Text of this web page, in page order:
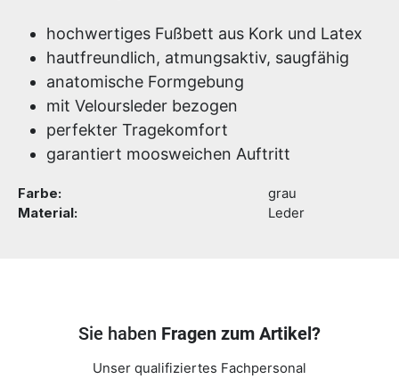
hochwertiges Fußbett aus Kork und Latex
hautfreundlich, atmungsaktiv, saugfähig
anatomische Formgebung
mit Veloursleder bezogen
perfekter Tragekomfort
garantiert moosweichen Auftritt
Farbe:
grau
Material:
Leder
Sie haben Fragen zum Artikel?
Unser qualifiziertes Fachpersonal